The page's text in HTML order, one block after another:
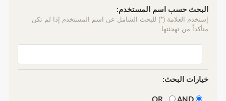
البحث حسب اسم المستخدم:
إستخدم العلامة (*) للبحث الشامل عن اسم المستخدم إذا لم تكن
متأكداً من تهجئتها.
خيارات البحث: